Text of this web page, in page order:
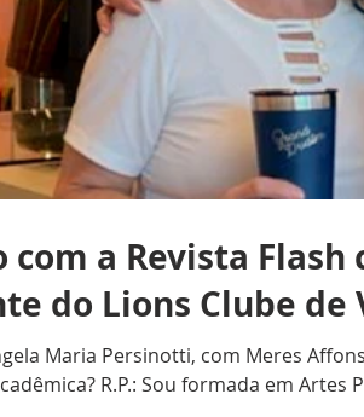
com a Revista
do Lions Clube de
Maria Persinotti, com Meres
R.P.: Sou formada em